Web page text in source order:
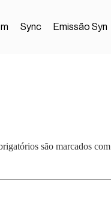
Sync Emissão Syn
são marcados com